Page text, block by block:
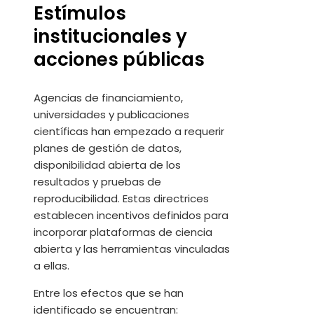
Estímulos
institucionales y
acciones públicas
Agencias de financiamiento,
universidades y publicaciones
científicas han empezado a requerir
planes de gestión de datos,
disponibilidad abierta de los
resultados y pruebas de
reproducibilidad. Estas directrices
establecen incentivos definidos para
incorporar plataformas de ciencia
abierta y las herramientas vinculadas
a ellas.
Entre los efectos que se han
identificado se encuentran: